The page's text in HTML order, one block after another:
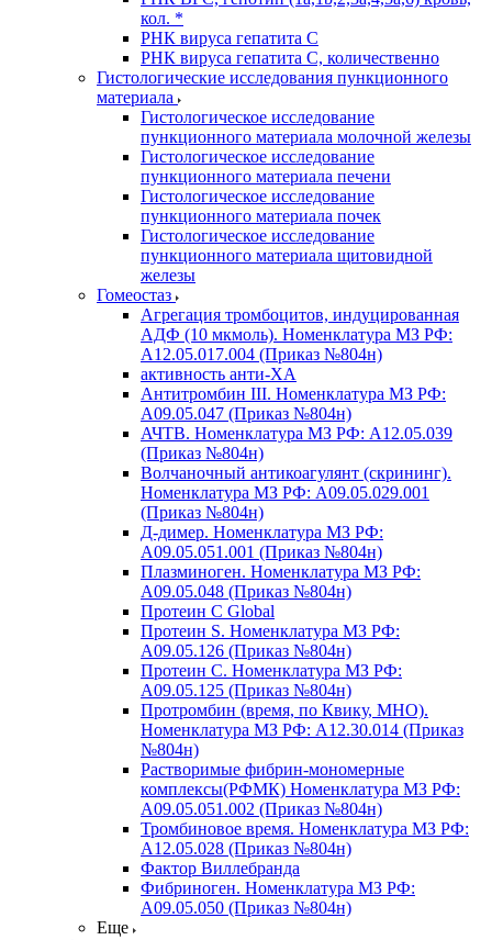
кол. *
РНК вируса гепатита C
РНК вируса гепатита C, количественно
Гистологические исследования пункционного
материала
Гистологическое исследование
пункционного материала молочной железы
Гистологическое исследование
пункционного материала печени
Гистологическое исследование
пункционного материала почек
Гистологическое исследование
пункционного материала щитовидной
железы
Гомеостаз
Агрегация тромбоцитов, индуцированная
АДФ (10 мкмоль). Номенклатура МЗ РФ:
A12.05.017.004 (Приказ №804н)
активность анти-ХА
Антитромбин III. Номенклатура МЗ РФ:
A09.05.047 (Приказ №804н)
АЧТВ. Номенклатура МЗ РФ: A12.05.039
(Приказ №804н)
Волчаночный антикоагулянт (скрининг).
Номенклатура МЗ РФ: A09.05.029.001
(Приказ №804н)
Д-димер. Номенклатура МЗ РФ:
A09.05.051.001 (Приказ №804н)
Плазминоген. Номенклатура МЗ РФ:
A09.05.048 (Приказ №804н)
Протеин C Global
Протеин S. Номенклатура МЗ РФ:
A09.05.126 (Приказ №804н)
Протеин С. Номенклатура МЗ РФ:
A09.05.125 (Приказ №804н)
Протромбин (время, по Квику, МНО).
Номенклатура МЗ РФ: A12.30.014 (Приказ
№804н)
Растворимые фибрин-мономерные
комплексы(РФМК) Номенклатура МЗ РФ:
A09.05.051.002 (Приказ №804н)
Тромбиновое время. Номенклатура МЗ РФ:
A12.05.028 (Приказ №804н)
Фактор Виллебранда
Фибриноген. Номенклатура МЗ РФ:
A09.05.050 (Приказ №804н)
Еще